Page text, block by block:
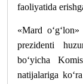
faoliyatida
«Mard
prezidenti
bo‘yicha
natijalariga